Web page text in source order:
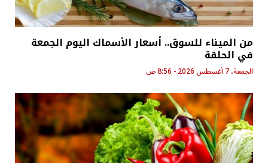
من الميناء للسوق.. أسعار الأسماك اليوم الجمعة
في الحلقة
الجمعة، 7 أغسطس 2026 - 8:56 ص